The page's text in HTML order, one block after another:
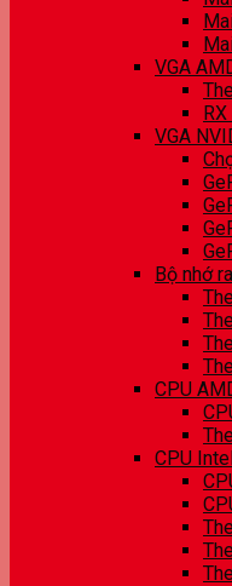
VGA
VGA
Bộ nhớ
CPU
CPU